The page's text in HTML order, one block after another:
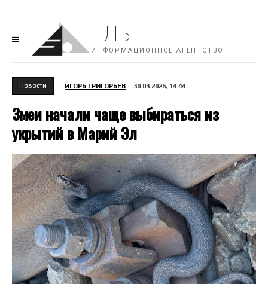
ЕЛЬ
ИНФОРМАЦИОННОЕ АГЕНТСТВО
Новости ИГОРЬ ГРИГОРЬЕВ 30.03.2026, 14:44
Змеи начали чаще выбираться из
укрытий в Марий Эл